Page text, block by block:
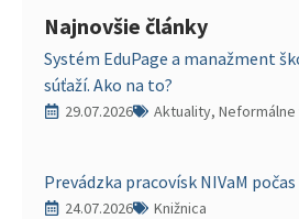
Najnovšie články
Systém EduPage a manažment
súťaží. Ako na to?
29.07.2026 Aktuality,
Prevádzka pracovísk NIVaM
24.07.2026 Knižnica